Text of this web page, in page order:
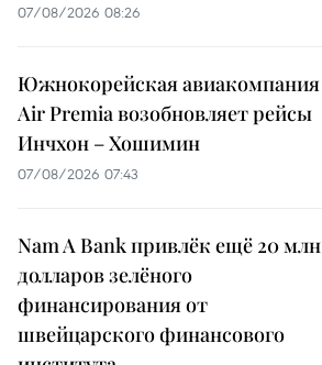
07/08/2026 08:26
Южнокорейская авиакомпания
Air Premia возобновляет рейсы
Инчхон – Хошимин
07/08/2026 07:43
Nam A Bank привлёк ещё 20 млн
долларов зелёного
финансирования от
швейцарского финансового